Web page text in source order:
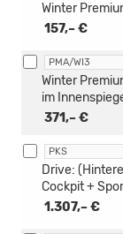
157,– €
Winter
PMA/WI3
371,– €
Winter
im
PKS
1.307,– €
Drive:
Cockpit +